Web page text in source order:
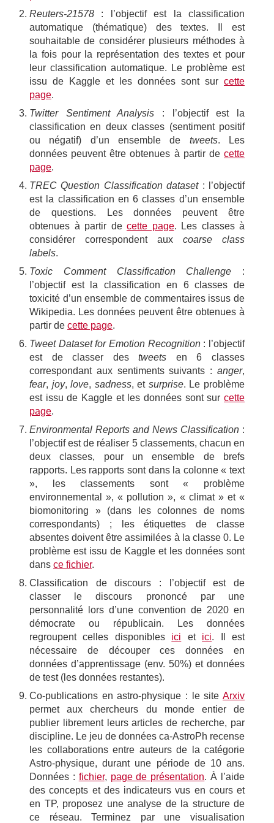
Reuters-21578 : l’objectif est la classification
automatique (thématique) des textes. Il est
souhaitable de considérer plusieurs méthodes à
la fois pour la représentation des textes et pour
leur classification automatique. Le problème est
issu de Kaggle et les données sont sur cette
page.
Twitter Sentiment Analysis : l’objectif est la
classification en deux classes (sentiment positif
ou négatif) d’un ensemble de tweets. Les
données peuvent être obtenues à partir de cette
page.
TREC Question Classification dataset: l’objectif
est la classification en 6 classes d’un ensemble
de questions. Les données peuvent être
obtenues à partir de cette page. Les classes à
considérer correspondent aux coarse class
labels.
Toxic Comment Classification Challenge :
l’objectif est la classification en 6 classes de
toxicité d’un ensemble de commentaires issus de
Wikipedia. Les données peuvent être obtenues à
partir de cette page.
Tweet Dataset for Emotion Recognition: l’objectif
est de classer destweets en 6 classes
correspondant aux sentiments suivants : anger,
fear, joy,love, sadness, et surprise. Le problème
est issu de Kaggle et les données sont sur cette
page.
Environmental Reports and News Classification :
l’objectif est de réaliser 5 classements, chacun en
deux classes, pour un ensemble de brefs
rapports. Les rapports sont dans la colonne « text
», les classements sont « problème
environnemental », « pollution », « climat » et «
biomonitoring » (dans les colonnes de noms
correspondants) ; les étiquettes de classe
absentes doivent être assimilées à la classe 0. Le
problème est issu de Kaggle et les données sont
dans ce fichier.
Classification de discours : l’objectif est de
classer le discours prononcé par une
personnalité lors d’une convention de 2020 en
démocrate ou républicain. Les données
regroupent celles disponibles ici et ici. Il est
nécessaire de découper ces données en
données d’apprentissage (env. 50%) et données
de test (les données restantes).
Co-publications en astro-physique : le site Arxiv
permet aux chercheurs du monde entier de
publier librement leurs articles de recherche, par
discipline. Le jeu de données ca-AstroPh recense
les collaborations entre auteurs de la catégorie
Astro-physique, durant une période de 10 ans.
Données : fichier, page de présentation. À l’aide
des concepts et des indicateurs vus en cours et
en TP, proposez une analyse de la structure de
ce réseau. Terminez par une visualisation